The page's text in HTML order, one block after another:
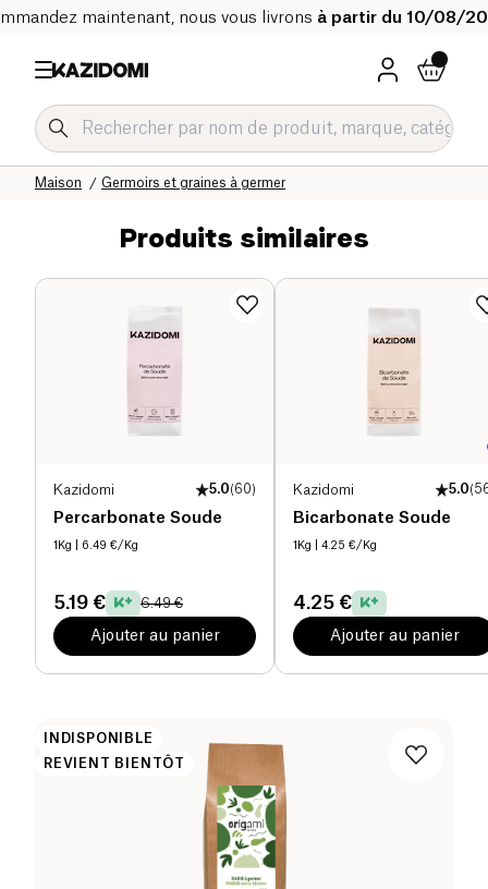
maintenant, nous vous livrons à partir du 10/08/
Germoirs et graines à germer
Maison
Notre catalogue bio
Accueil
Produits similaires
Kazidomi 5.0(60)
Percarbonate Soude
1Kg | 6.49 €/Kg
5.19 € 6.49 €
Ajouter au panier
Kazidomi 5.0(
Bicarbonate Soude
1Kg | 4.25 €/Kg
4.25 €
Ajouter au panier
INDISPONIBLE
REVIENT BIENTÔT